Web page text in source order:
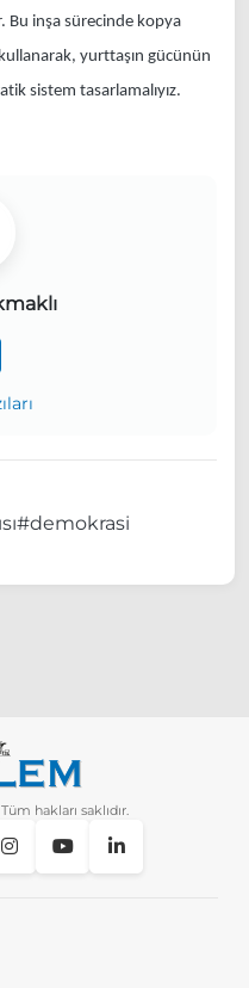
Bu inşa sürecinde kopya
yurttaşın gücünün
sistem tasarlamalıyız.
#demokrasi
hakları saklıdır.